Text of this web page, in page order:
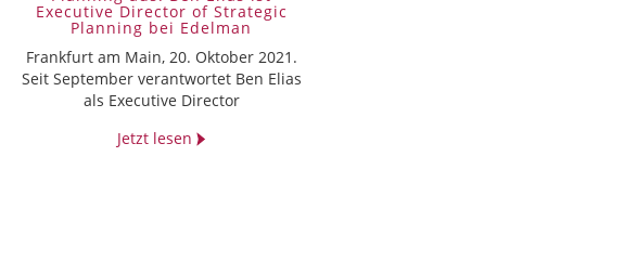
Executive Director of Strategic
Planning bei Edelman
Frankfurt am Main, 20. Oktober 2021.
Seit September verantwortet Ben Elias
als Executive Director
Jetzt lesen